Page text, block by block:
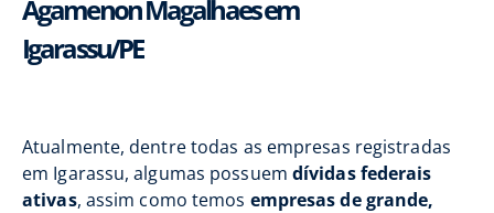
Agamenon Magalhaes em
Igarassu/PE
Atualmente, dentre todas as empresas registradas
em Igarassu, algumas possuem dívidas federais
ativas, assim como temos empresas de grande,